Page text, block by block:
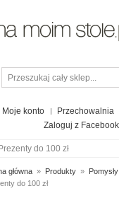
Moje konto Przechowalnia
Zaloguj z
główna » Produkty »
do 100 zł